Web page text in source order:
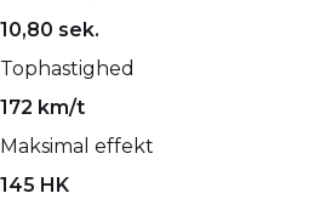
10,80 sek.
Tophastighed
172 km/t
Maksimal effekt
145 HK